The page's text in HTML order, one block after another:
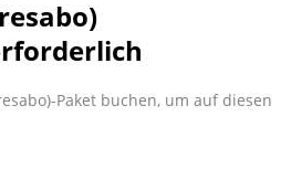
Paket buchen, um auf diesen